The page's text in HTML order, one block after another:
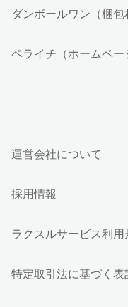
ダンボールワン（梱包
ペライチ（ホームペー
運営会社について
採用情報
ラクスルサービス利用
特定取引法に基づく表